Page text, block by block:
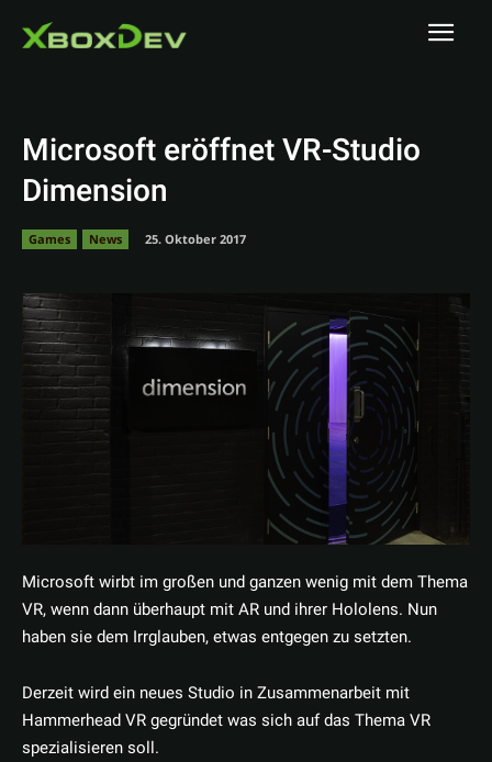
Microsoft eröffnet VR-Studio
Dimension
Games News 25. Oktober 2017
Microsoft wirbt im großen und ganzen wenig mit dem Thema
VR, wenn dann überhaupt mit AR und ihrer Hololens. Nun
haben sie dem Irrglauben, etwas entgegen zu setzten.
Derzeit wird ein neues Studio in Zusammenarbeit mit
Hammerhead VR gegründet was sich auf das Thema VR
spezialisieren soll.